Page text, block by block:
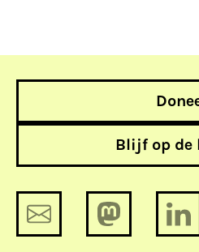
Blijf op de